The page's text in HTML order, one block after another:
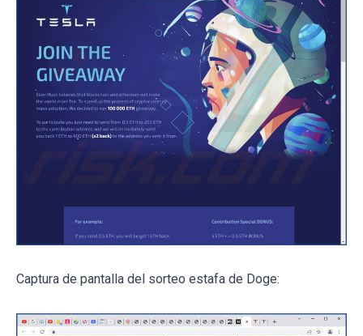
Captura de pantalla del sorteo estafa de Doge: